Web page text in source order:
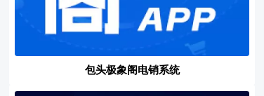
包头极象阁电销系统